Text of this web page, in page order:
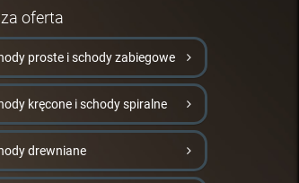
oferta
proste i schody zabiegowe
kręcone i schody spiralne
drewniane